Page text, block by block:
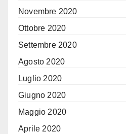
Novembre 2020
Ottobre 2020
Settembre 2020
Agosto 2020
Luglio 2020
Giugno 2020
Maggio 2020
Aprile 2020